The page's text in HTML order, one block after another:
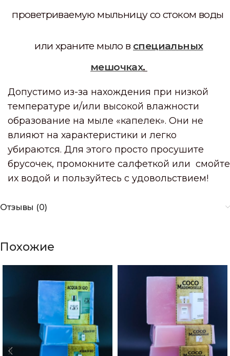
проветриваемую мыльницу со стоком воды
или храните мыло в специальных
мешочках.
Допустимо из-за нахождения при низкой
температуре и/или высокой влажности
образование на мыле «капелек». Они не
влияют на характеристики и легко
убираются. Для этого просто просушите
брусочек, промокните салфеткой или смойте
их водой и пользуйтесь с удовольствием!
Отзывы (0)
Похожие